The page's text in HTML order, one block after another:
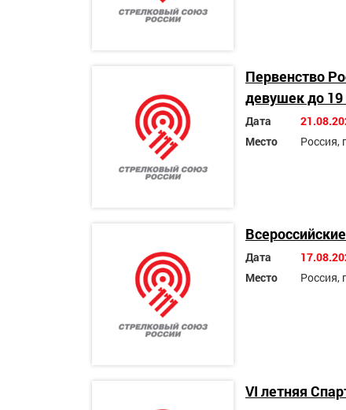
Первенство
девушек до 19
Дата
Место
Россия,
Дата
Место
Россия,
VI летняя